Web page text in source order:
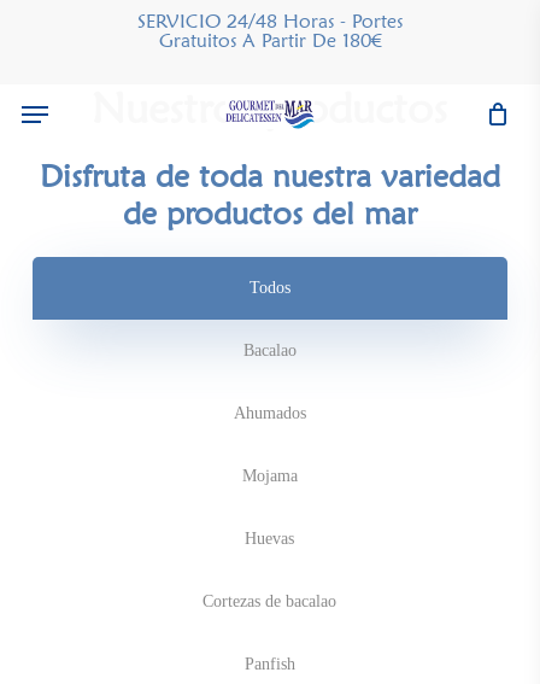
content
SERVICIO 24/48 Horas - Portes
Gratuitos A Partir De 180€
Menu Nuestros productos
Disfruta de toda nuestra variedad
de productos del mar
Todos
Bacalao
Ahumados
Mojama
Huevas
Cortezas de bacalao
Panfish